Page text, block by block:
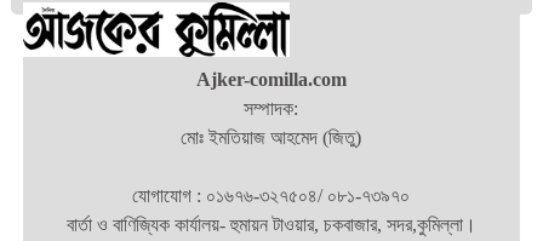
Ajker-comilla.com
সম্পাদক:
মোঃ ইমতিয়াজ আহমেদ (জিতু)
যোগাযোগ : ০১৬৭৬-৩২৭৫০৪/ ০৮১-৭৩৯৭০
বার্তা ও বাণিজ্যিক কার্যালয়- হুমায়ন টাওয়ার, চকবাজার, সদর,কুমিল্লা।